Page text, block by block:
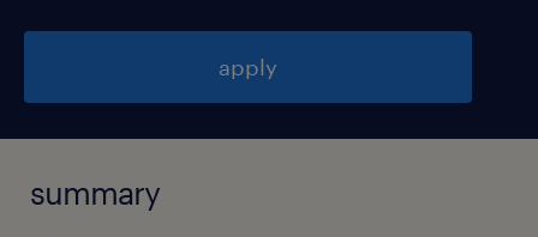
apply
summary